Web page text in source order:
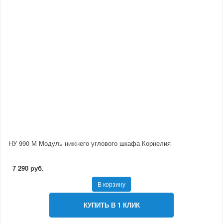
НУ 990 М Модуль нижнего углового шкафа Корнелия
7 290 руб.
В корзину
КУПИТЬ В 1 КЛИК